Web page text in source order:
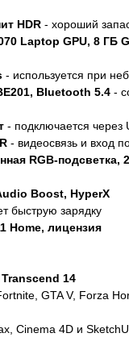
HDR - хороший
Laptop GPU, 8 ГБ
- используется при
Bluetooth 5.4 -
- подключается через
- видеосвязь и вход
RGB-подсветка,
Boost, HyperX
быструю зарядку
Home, лицензия
14
GTA V, Forza
Cinema 4D и